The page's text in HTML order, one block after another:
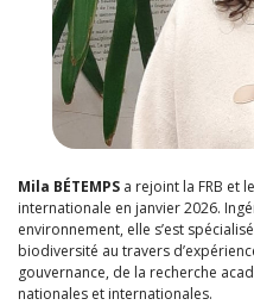
Mila BÉTEMPS a rejoint la FRB et
internationale en janvier 2026.
environnement, elle s’est
biodiversité au travers
gouvernance, de la recherche
nationales et internationales.